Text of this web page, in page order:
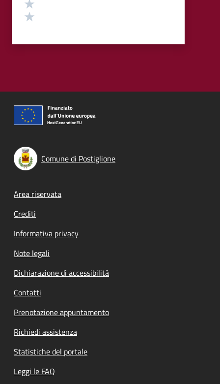
Comune di Postiglione
Footer menu
Area riservata
Crediti
Informativa privacy
Note legali
Dichiarazione di accessibilità
Contatti
Prenotazione appuntamento
Richiedi assistenza
Statistiche del portale
Leggi le FAQ